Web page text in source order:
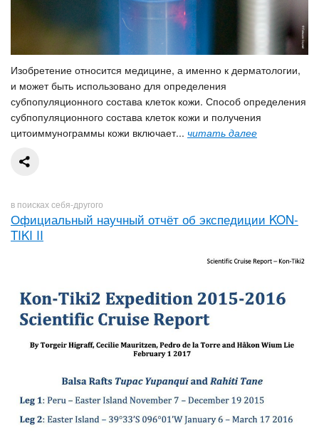
Изобретение относится медицине, а именно к дерматологии,
и может быть использовано для определения
субпопуляционного состава клеток кожи. Способ определения
субпопуляционного состава клеток кожи и получения
цитоиммунограммы кожи включает... читать далее
в поисках себя-другого
Официальный научный отчёт об экспедиции KON-
TIKI II